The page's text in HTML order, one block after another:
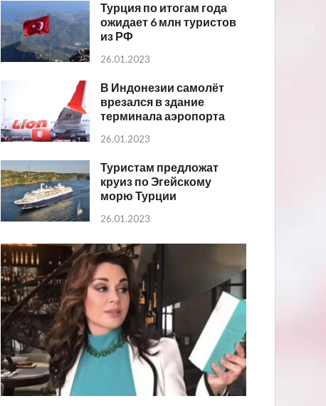
Турция по итогам года
ожидает 6 млн туристов
из РФ
26.01.2023
В Индонезии самолёт
врезался в здание
терминала аэропорта
26.01.2023
Туристам предложат
круиз по Эгейскому
морю Турции
26.01.2023